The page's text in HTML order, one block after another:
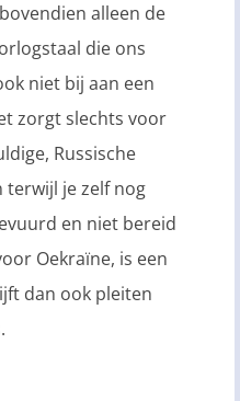
alleen de
die ons
niet bij aan een
zorgt slechts voor
Russische
terwijl je zelf nog
en niet bereid
Oekraïne, is een
dan ook pleiten